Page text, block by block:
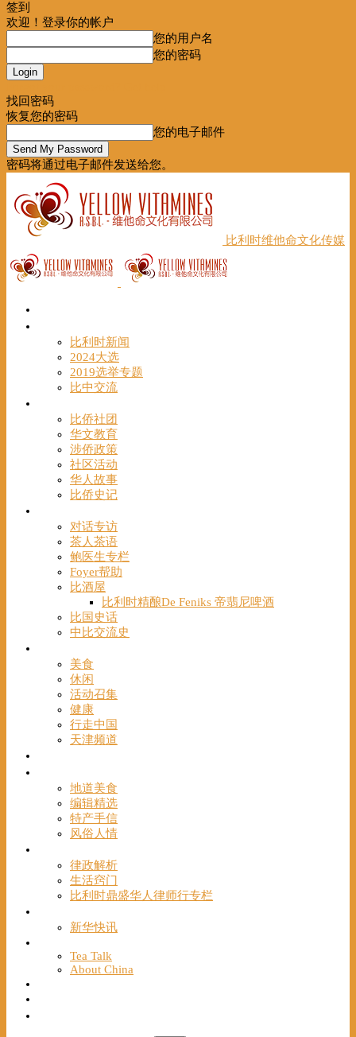
签到
欢迎！登录你的帐户
您的用户名
您的密码
找回密码
恢复您的密码
您的电子邮件
密码将通过电子邮件发送给您。
比利时维他命文化传媒
比利时新闻
2024大选
2019选举专题
比中交流
比侨社团
华文教育
涉侨政策
社区活动
华人故事
比侨史记
对话专访
茶人茶语
鲍医生专栏
Foyer帮助
比酒屋
比利时精酿De Feniks 帝翡尼啤酒
比国史话
中比交流史
美食
休闲
活动召集
健康
行走中国
天津频道
地道美食
编辑精选
特产手信
风俗人情
律政解析
生活窍门
比利时鼎盛华人律师行专栏
新华快讯
Tea Talk
About China